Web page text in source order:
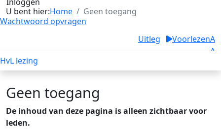
Wachtwoord opvragen
HvL lezing
U bent hier:Home Geen toegang
Uitleg VoorlezenA
A
Geen toegang
De inhoud van deze pagina is alleen zichtbaar voor
leden.